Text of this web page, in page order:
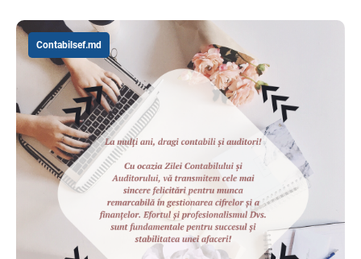
Contabilsef.md